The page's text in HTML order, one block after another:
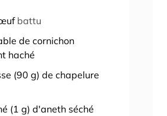
battu
de cornichon
haché
(90 g) de chapelure
(1 g) d'aneth séché